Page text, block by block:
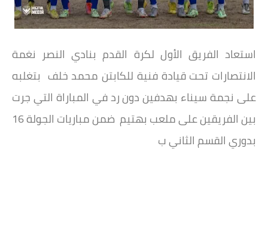
استعاد الفريق الأول لكرة القدم بنادي النصر نغمة
الانتصارات تحت قيادة فنية للكابتن محمد خلف بتغلبه
على نجمة سيناء بهدفين دون رد في المباراة التي جرت
بين الفريقين على ملعب بهتيم ضمن مباريات الجولة 16
بدوري القسم الثاني ب